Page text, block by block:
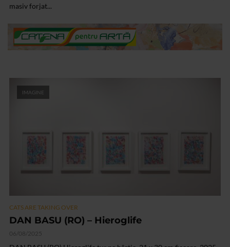
masiv forjat...
IMAGINE
CATS ARE TAKING OVER
DAN BASU (RO) – Hieroglife
06/08/2025